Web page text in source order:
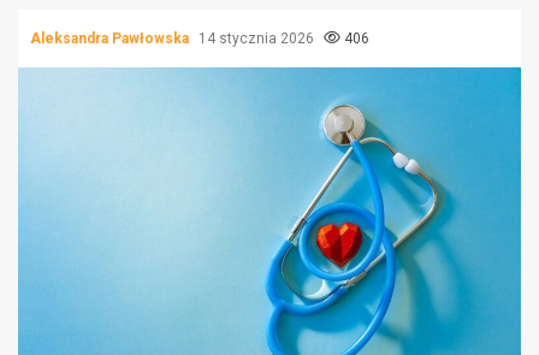
Aleksandra Pawłowska 14 stycznia 2026 406